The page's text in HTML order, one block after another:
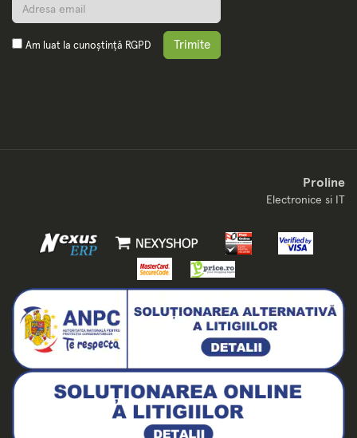
Am luat la cunoștință RGPD Trimite
Proline
Electronice si IT